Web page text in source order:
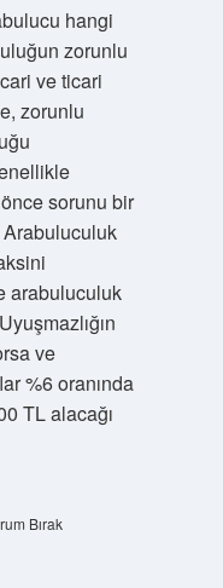
hangi
zorunlu
ve ticari
zorunlu
sorunu bir
arabuluculuk
ve
%6 oranında
TL alacağı
Bırak